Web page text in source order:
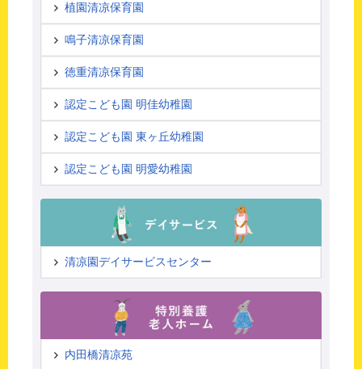
植園清凉保育園
鳴子清凉保育園
徳重清凉保育園
認定こども園 明佳幼稚園
認定こども園 東ヶ丘幼稚園
認定こども園 明愛幼稚園
清凉園デイサービスセンター
内田橋清凉苑